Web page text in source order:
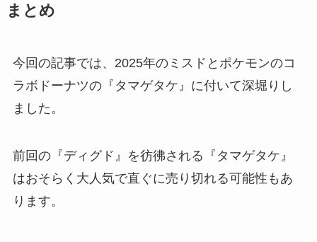
まとめ
今回の記事では、2025年のミスドとポケモンのコ
ラボドーナツの『タマゲタケ』に付いて深堀りし
ました。
前回の『ディグド』を彷彿される『タマゲタケ』
はおそらく大人気で直ぐに売り切れる可能性もあ
ります。